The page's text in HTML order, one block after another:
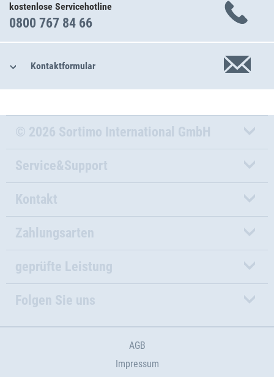
kostenlose Servicehotline
0800 767 84 66
Kontaktformular
© 2026 Sortimo International GmbH
Service&Support
Kontakt
Zahlungsarten
geprüfte Leistung
Folgen Sie uns
AGB
Impressum